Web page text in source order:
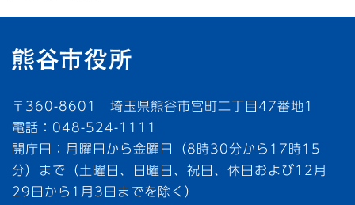
〒360-8601 埼玉県熊谷市宮町二丁目47番地1
電話：048-524-1111
開庁日：月曜日から金曜日（8時30分から17時15
分）まで（土曜日、日曜日、祝日、休日および12月
29日から1月3日までを除く）